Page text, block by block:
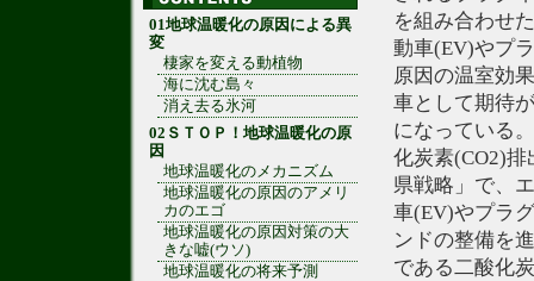
を組み合わせ
動車(EV)やプ
原因の温室効
車として期待
になっている
化炭素(CO2)
県戦略」で、
車(EV)やプラ
ンドの整備を
である二酸化
01地球温暖化の原因による異
変
棲家を変える動植物
海に沈む島々
消え去る氷河
02ＳＴＯＰ！地球温暖化の原
因
地球温暖化のメカニズム
地球温暖化の原因のアメリ
カのエゴ
地球温暖化の原因対策の大
きな嘘(ウソ)
地球温暖化の将来予測